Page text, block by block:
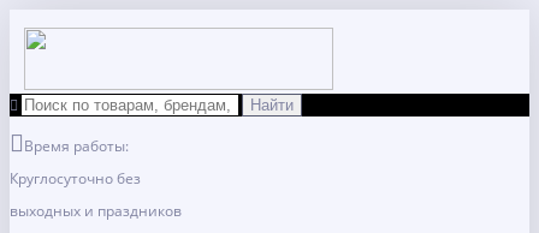
Время работы:
Круглосуточно без
выходных и праздников